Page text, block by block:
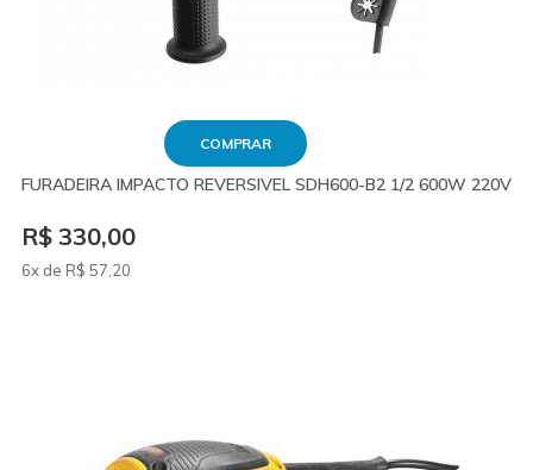
COMPRAR
FURADEIRA IMPACTO REVERSIVEL SDH600-B2 1/2 600W 220V
R$ 330,00
6x de R$ 57 ,20